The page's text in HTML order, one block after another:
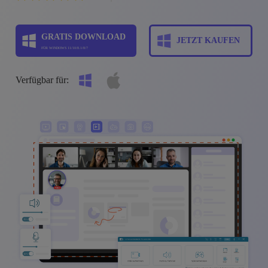
GRATIS DOWNLOAD
FÜR WINDOWS 11/10/8.1/8/7
JETZT KAUFEN
Verfügbar für: